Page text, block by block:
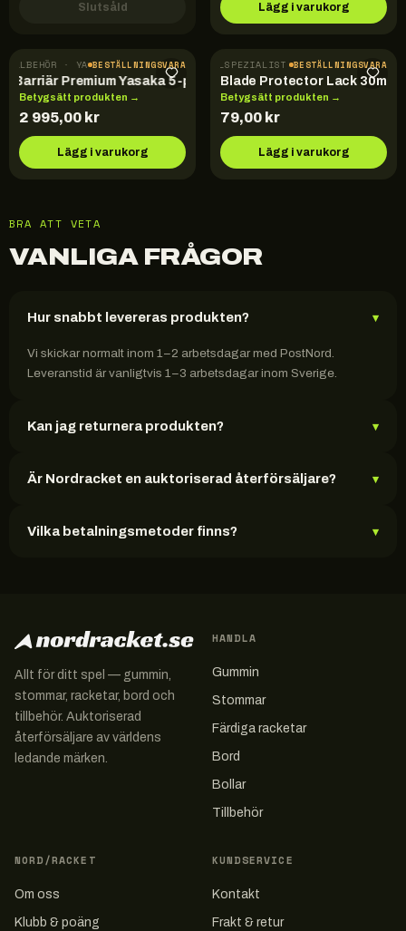
Slutsåld Lägg i varukorg
TILLBEHÖR · YASAKABESTÄLLNINGSVARA
Barriär Premium Yasaka 5-pack
Betygsätt produkten →
2 995,00 kr
Lägg i varukorg
TILLBEHÖR · DER-MATERIALSPEZIALIST BESTÄLLNINGSVARA
Blade Protector Lack 30ml
Betygsätt produkten →
79,00 kr
Lägg i varukorg
BRA ATT VETA
VANLIGA FRÅGOR
Hur snabbt levereras produkten? ▾
Vi skickar normalt inom 1–2 arbetsdagar med PostNord.
Leveranstid är vanligtvis 1–3 arbetsdagar inom Sverige.
Kan jag returnera produkten? ▾
Är Nordracket en auktoriserad återförsäljare? ▾
Vilka betalningsmetoder finns? ▾
Allt för ditt spel — gummin,
stommar, racketar, bord och
tillbehör. Auktoriserad
återförsäljare av världens
ledande märken.
HANDLA
Gummin
Stommar
Färdiga racketar
Bord
Bollar
Tillbehör
NORD/RACKET
Om oss
Klubb & poäng
KUNDSERVICE
Kontakt
Frakt & retur